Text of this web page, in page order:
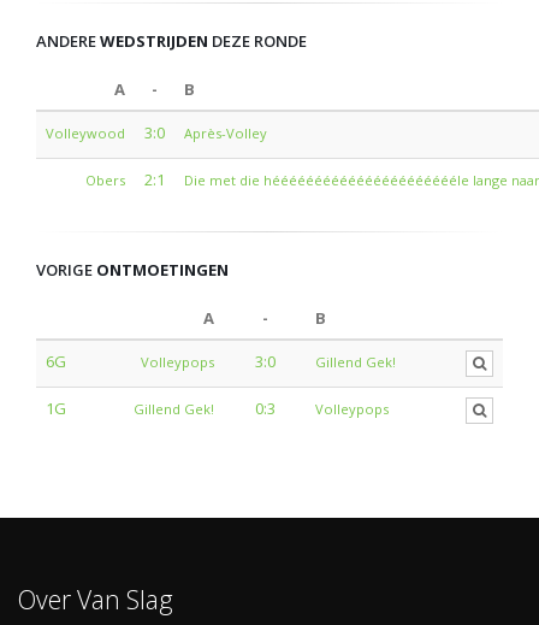
ANDEREWEDSTRIJDEN DEZE RONDE
A - B
Volleywood 3:0 Après-Volley
Obers 2:1 Die met die hééééééééééééééééééééééle lange
VORIGE ONTMOETINGEN
A -
B
6G
Volleypops 3:0 Gillend Gek!
1G Gillend Gek! 0:3 Volleypops
Over Van Slag